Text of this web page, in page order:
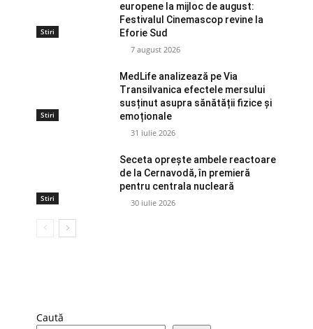
Stiri
europene la mijloc de august:
Festivalul Cinemascop revine la
Eforie Sud
7 august 2026
Stiri
MedLife analizează pe Via
Transilvanica efectele mersului
susținut asupra sănătății fizice și
emoționale
31 iulie 2026
Stiri
Seceta oprește ambele reactoare
de la Cernavodă, în premieră
pentru centrala nucleară
30 iulie 2026
Caută